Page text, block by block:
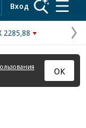
Вход
2285,88
ОК